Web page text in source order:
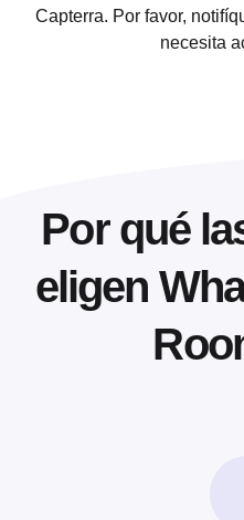
Capterra. Por favor,
necesita
Por qué
eligen